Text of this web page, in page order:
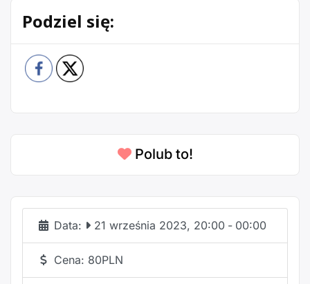
Podziel się:
Polub to!
Data: 21 września 2023, 20:00 - 00:00
Cena: 80PLN